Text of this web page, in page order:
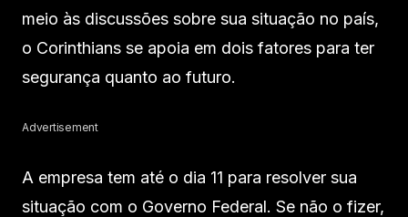
meio às discussões sobre sua situação no país,
o Corinthians se apoia em dois fatores para ter
segurança quanto ao futuro.
Advertisement
A empresa tem até o dia 11 para resolver sua
situação com o Governo Federal. Se não o fizer,